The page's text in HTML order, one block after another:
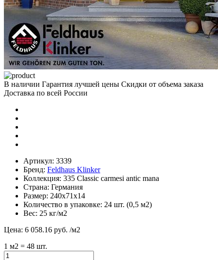
В наличии Гарантия лучшей цены Скидки от объема заказа
Доставка по всей России
Артикул: 3339
Бренд: Feldhaus Klinker
Коллекция: 335 Classic carmesi antic mana
Страна: Германия
Размер: 240х71х14
Количество в упаковке: 24 шт. (0,5 м2)
Вес: 25 кг/м2
Цена: 6 058.16 руб. /м2
1 м2 = 48 шт.